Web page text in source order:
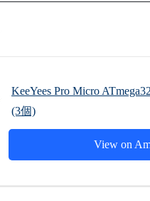
KeeYees Pro Micro
(3個)
View on